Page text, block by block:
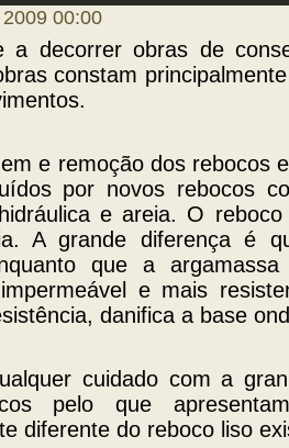
00:00
a decorrer obras de
constam
e remoção dos rebocos
por novos rebocos
e areia. O
A grande diferença é
que a
e mais
danifica a base
cuidado com a
pelo que
diferente do reboco liso